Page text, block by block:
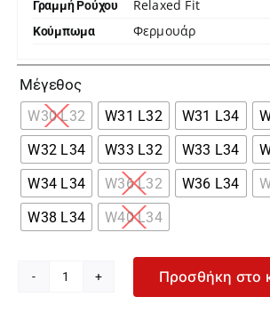
Γραμμή Ρούχου Relaxed Fit
Κούμπωμα Φερμουάρ
Μέγεθος
W30 L32 W31 L32 W31 L34
W32 L34
W33 L32 W33 L34
W34 L34
W36 L32 W36 L34
W38 L34
W40 L34
Lee
Προσθήκη στο